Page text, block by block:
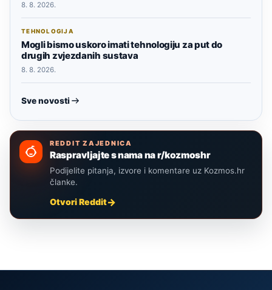
8. 8. 2026.
TEHNOLOGIJA
Mogli bismo uskoro imati tehnologiju za put do
drugih zvjezdanih sustava
8. 8. 2026.
Sve novosti
REDDIT ZAJEDNICA
Raspravljajte s nama na r/kozmoshr
Podijelite pitanja, izvore i komentare uz Kozmos.hr
članke.
Otvori Reddit